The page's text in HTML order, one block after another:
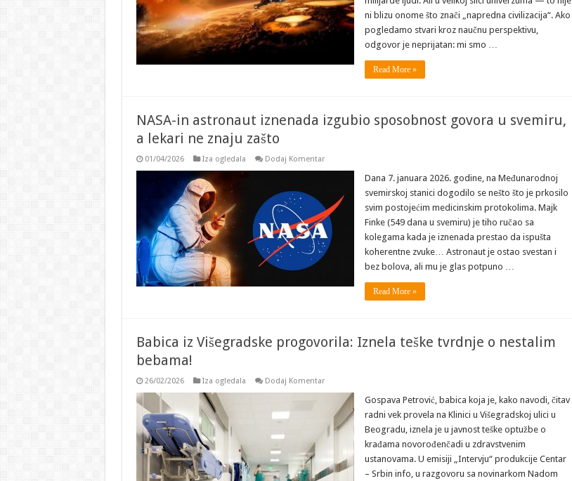
ni blizu onome što znači „napredna civilizacija“. Ako
pogledamo stvari kroz naučnu perspektivu,
odgovor je neprijatan: mi smo …
Read More »
NASA-in astronaut iznenada izgubio sposobnost govora u svemiru,
a lekari ne znaju zašto
01/04/2026 Iza ogledala Dodaj Komentar
Dana 7. januara 2026. godine, na Međunarodnoj
svemirskoj stanici dogodilo se nešto što je prkosilo
svim postojećim medicinskim protokolima. Majk
Finke (549 dana u svemiru) je tiho ručao sa
kolegama kada je iznenada prestao da ispušta
koherentne zvuke… Astronaut je ostao svestan i
bez bolova, ali mu je glas potpuno …
Read More »
Babica iz Višegradske progovorila: Iznela teške tvrdnje o nestalim
bebama!
26/02/2026 Iza ogledala Dodaj Komentar
Gospava Petrović, babica koja je, kako navodi, čitav
radni vek provela na Klinici u Višegradskoj ulici u
Beogradu, iznela je u javnost teške optužbe o
krađama novorođenčadi u zdravstvenim
ustanovama. U emisiji „Intervju“ produkcije Centar
– Srbin info, u razgovoru sa novinarkom Nadom